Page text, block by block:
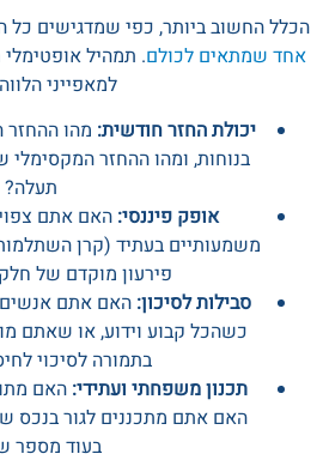
הכלל החשוב ביותר, כפי שמדגישים כל
אחד שמתאים לכולם. תמהיל
למאפייני
יכולת החזר חודשית: מהו ההחזר
בנוחות, ומהו ההחזר
תעלה?
אופק פיננסי: האם אתם
משמעותיים בעתיד (קרן
פירעון מוקדם של
סבילות לסיכון: האם אתם אנשים
כשהכל קבוע וידוע, או שאתם
בתמורה לסיכוי
תכנון משפחתי ועתידי: האם
האם אתם מתכננים לגור בנכס
בעוד מספר